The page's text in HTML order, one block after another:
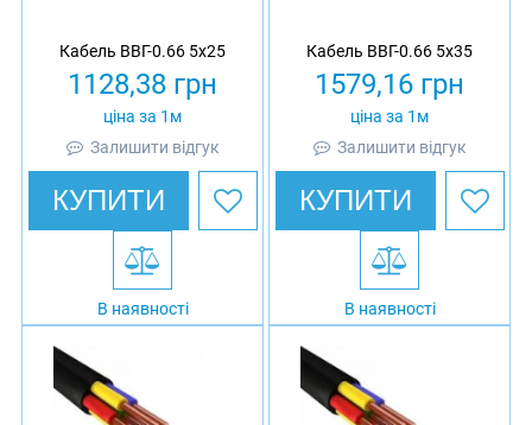
Кабель ВВГ-0.66 5х25
1128,38 грн
ціна за 1м
Залишити відгук
КУПИТИ
В наявності
Кабель ВВГ-0.66 5х35
1579,16 грн
ціна за 1м
Залишити відгук
КУПИТИ
В наявності